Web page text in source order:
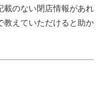
載のない閉店情報があれ
教えていただけると助か